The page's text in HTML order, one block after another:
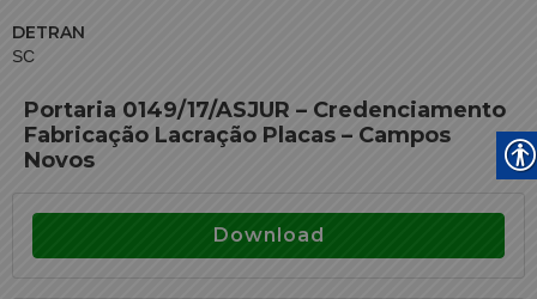
DETRAN
SC
Portaria 0149/17/ASJUR – Credenciamento
Fabricação Lacração Placas – Campos
Novos
Download